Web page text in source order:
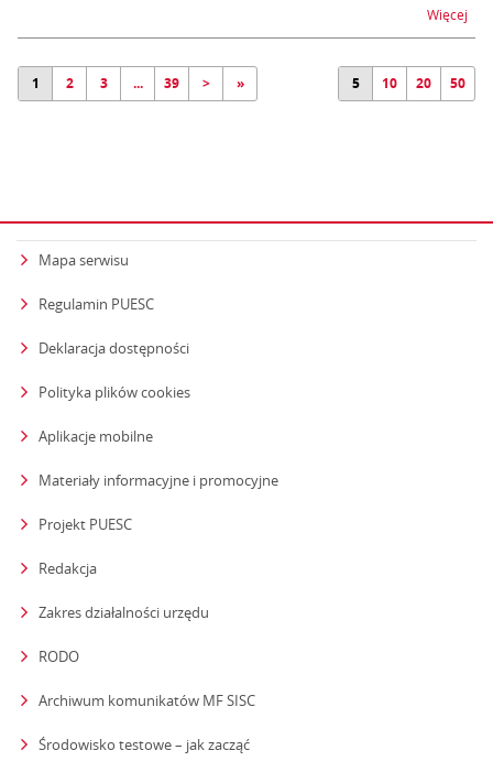
Więcej
1 2 3 ... 39 > » 5 10 20 50
Mapa serwisu
Regulamin PUESC
Deklaracja dostępności
Polityka plików cookies
Aplikacje mobilne
Materiały informacyjne i promocyjne
Projekt PUESC
Redakcja
Zakres działalności urzędu
RODO
Archiwum komunikatów MF SISC
Środowisko testowe – jak zacząćstrona otwiera się w nowym oknie